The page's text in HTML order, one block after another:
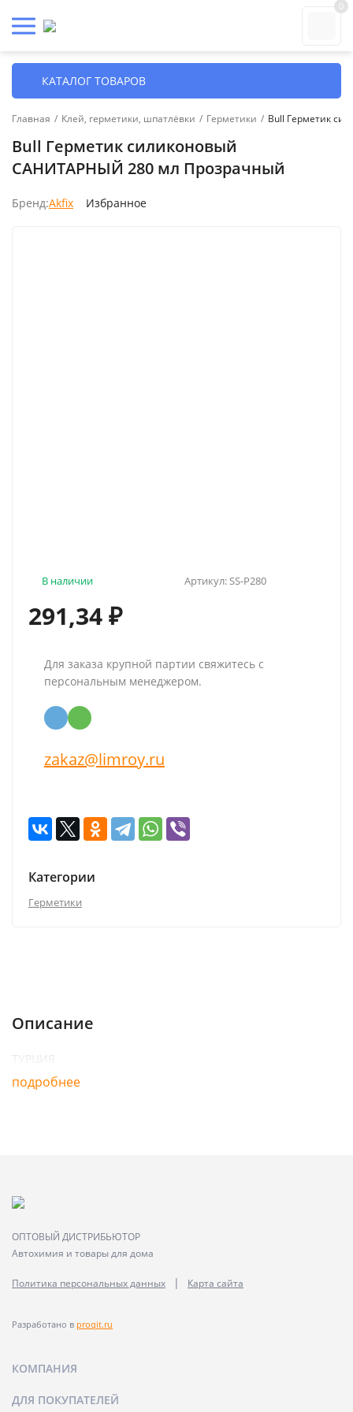
0
КАТАЛОГ ТОВАРОВ
Главная / Клей, герметики, шпатлёвки / Герметики / Bull Герметик
Bull Герметик силиконовый
САНИТАРНЫЙ 280 мл Прозрачный
Бренд:Akfix Избранное
Артикул:SS-P280
В наличии
291,34 ₽
Для заказа крупной партии свяжитесь с
персональным менеджером.
zakaz@limroy.ru
Категории
Герметики
Описание
ТУРЦИЯ
подробнее
ОПТОВЫЙ ДИСТРИБЬЮТОР
Автохимия и товары для дома
Политика персональных данных | Карта сайта
Разработано в proqit.ru
КОМПАНИЯ
ДЛЯ ПОКУПАТЕЛЕЙ